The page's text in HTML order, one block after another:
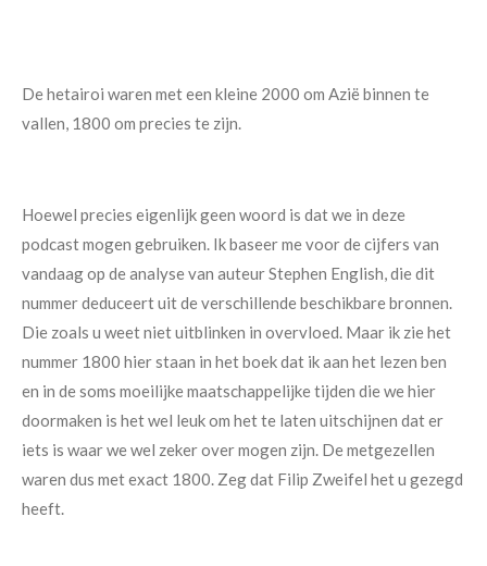
De hetairoi waren met een kleine 2000 om Azië binnen te
vallen, 1800 om precies te zijn.
Hoewel precies eigenlijk geen woord is dat we in deze
podcast mogen gebruiken. Ik baseer me voor de cijfers van
vandaag op de analyse van auteur Stephen English, die dit
nummer deduceert uit de verschillende beschikbare bronnen.
Die zoals u weet niet uitblinken in overvloed. Maar ik zie het
nummer 1800 hier staan in het boek dat ik aan het lezen ben
en in de soms moeilijke maatschappelijke tijden die we hier
doormaken is het wel leuk om het te laten uitschijnen dat er
iets is waar we wel zeker over mogen zijn. De metgezellen
waren dus met exact 1800. Zeg dat Filip Zweifel het u gezegd
heeft.